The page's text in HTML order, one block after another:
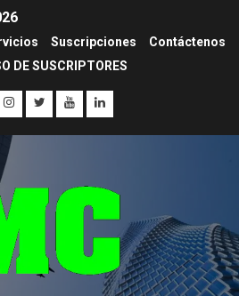
Suscripciones
Contáctenos
DE SUSCRIPTORES